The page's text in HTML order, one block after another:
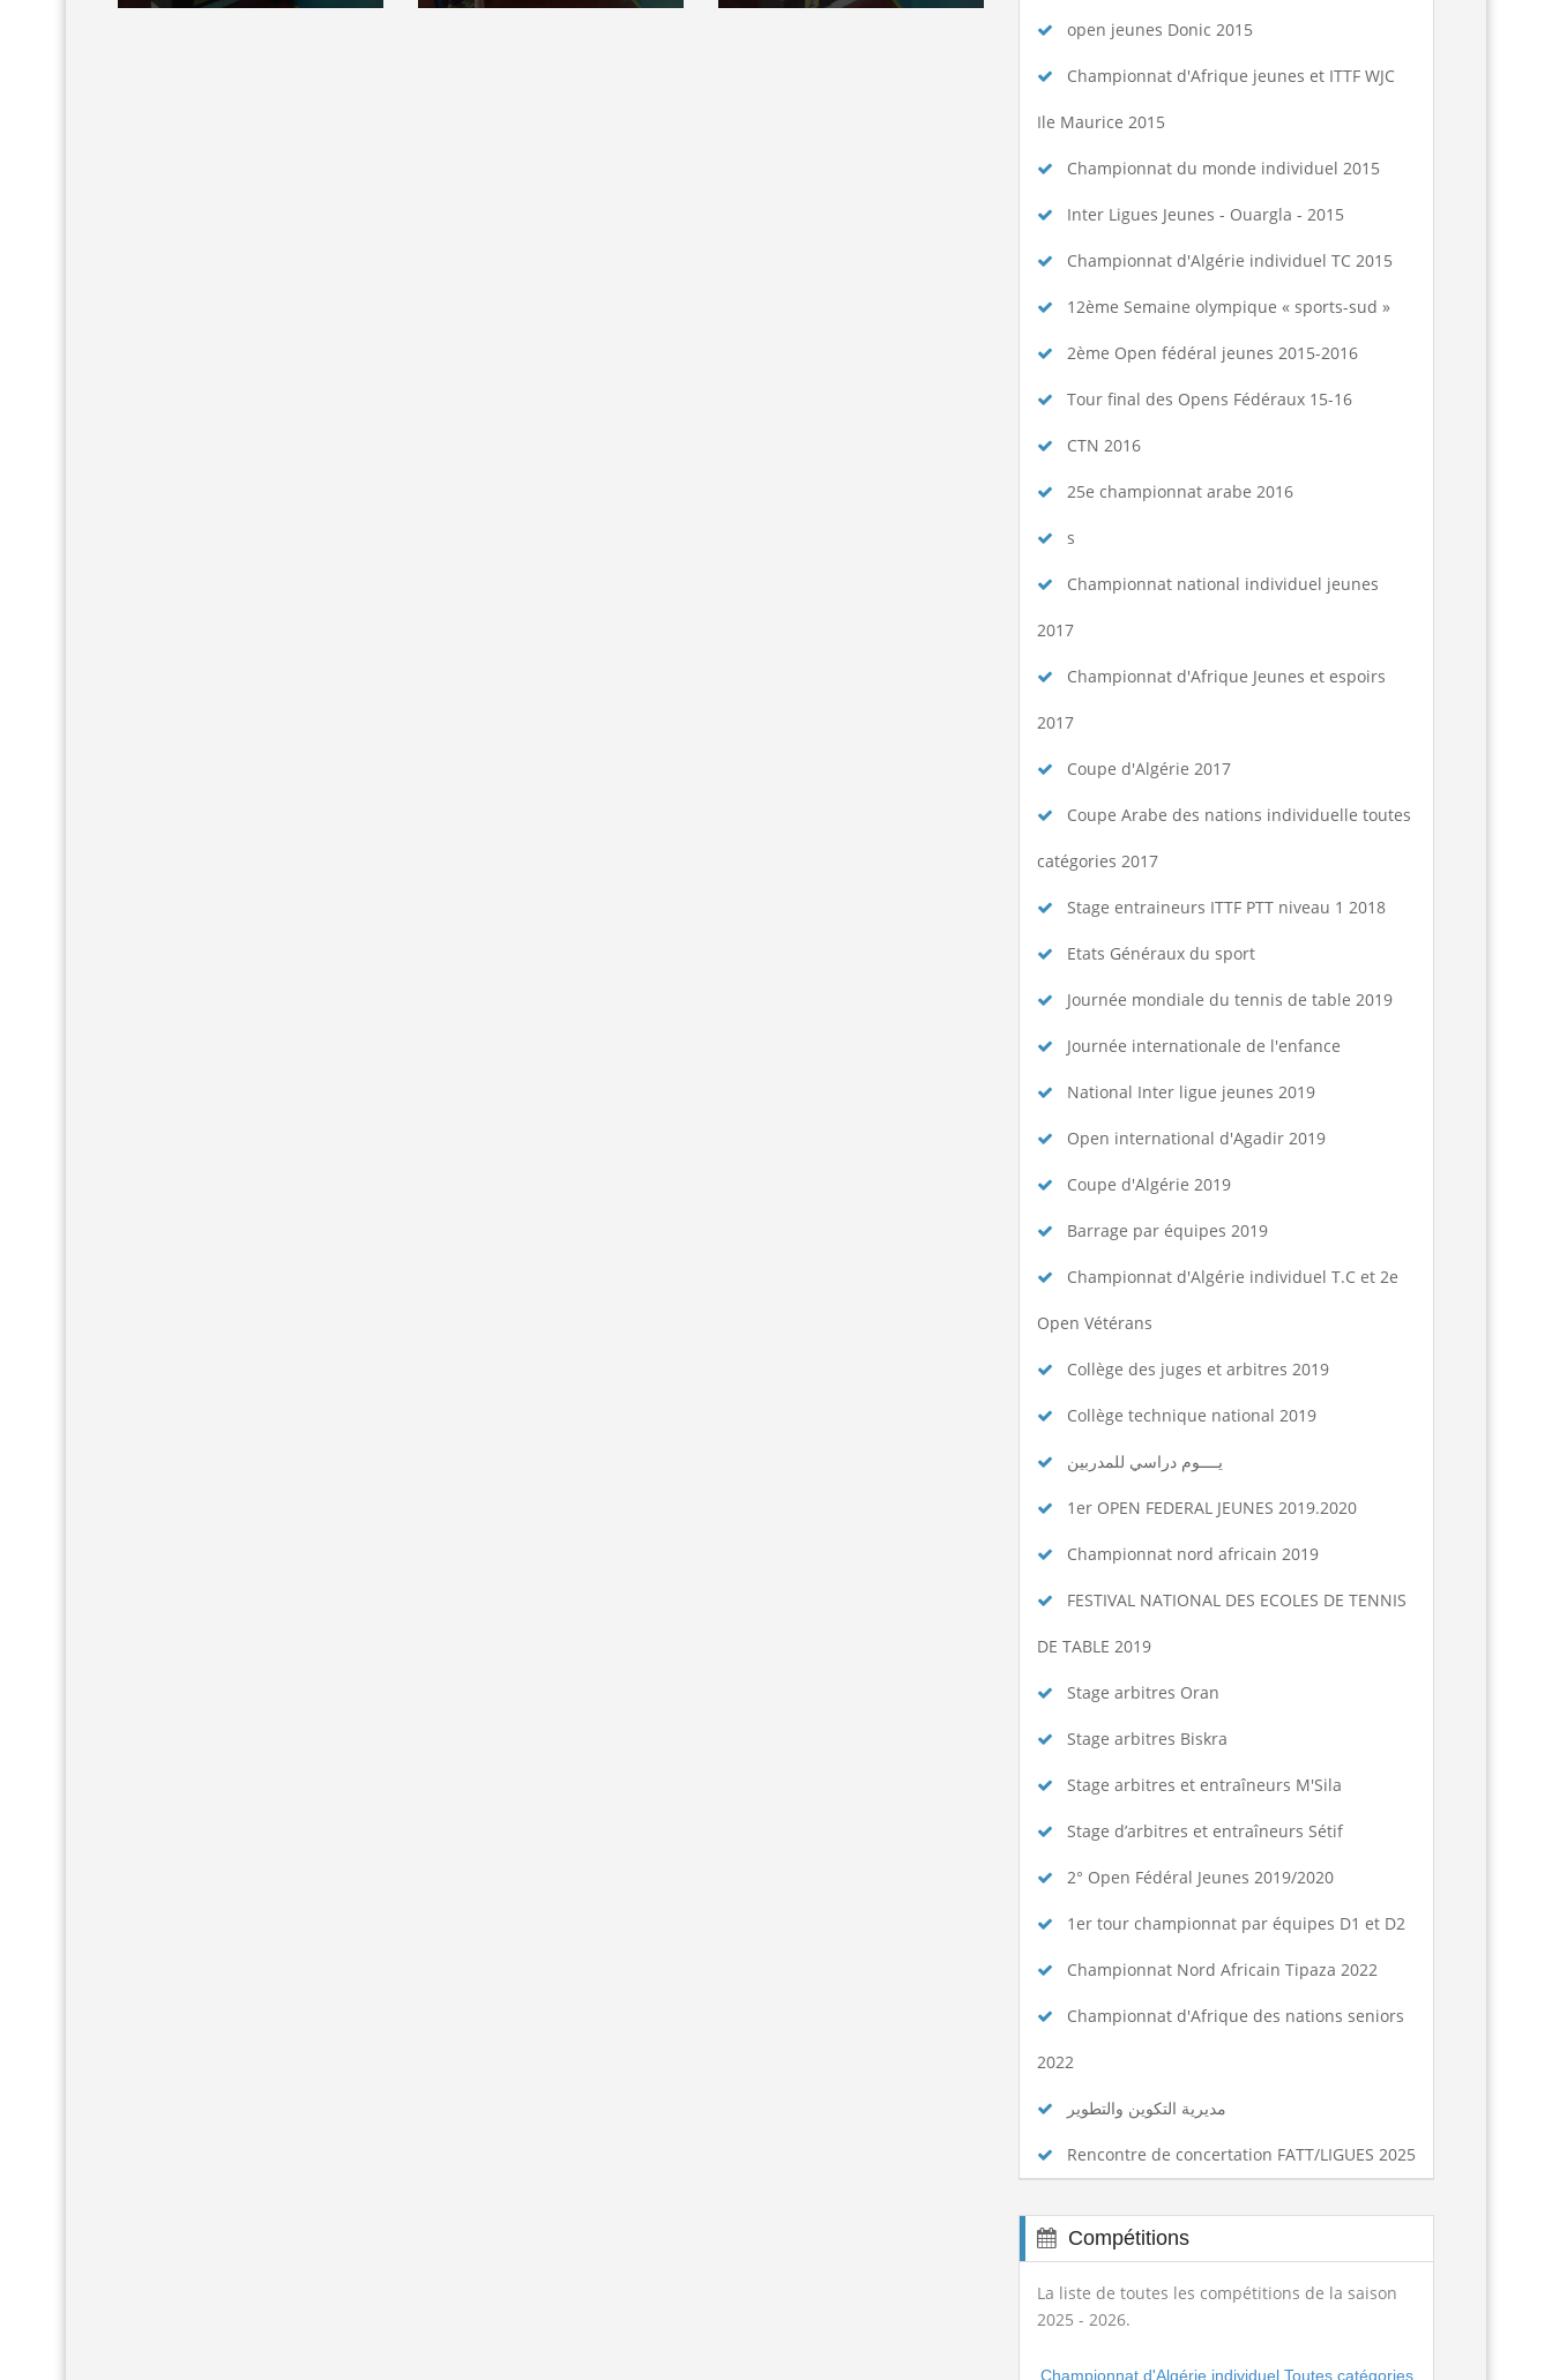
open jeunes Donic 2015
Championnat d'Afrique jeunes et ITTF WJC
Ile Maurice 2015
Championnat du monde individuel 2015
Inter Ligues Jeunes - Ouargla - 2015
Championnat d'Algérie individuel TC 2015
12ème Semaine olympique « sports-sud »
2ème Open fédéral jeunes 2015-2016
Tour final des Opens Fédéraux 15-16
CTN 2016
25e championnat arabe 2016
s
Championnat national individuel jeunes
2017
Championnat d'Afrique Jeunes et espoirs
2017
Coupe d'Algérie 2017
Coupe Arabe des nations individuelle toutes
catégories 2017
Stage entraineurs ITTF PTT niveau 1 2018
Etats Généraux du sport
Journée mondiale du tennis de table 2019
Journée internationale de l'enfance
National Inter ligue jeunes 2019
Open international d'Agadir 2019
Coupe d'Algérie 2019
Barrage par équipes 2019
Championnat d'Algérie individuel T.C et 2e
Open Vétérans
Collège des juges et arbitres 2019
Collège technique national 2019
يــــوم دراسي للمدربين
1er OPEN FEDERAL JEUNES 2019.2020
Championnat nord africain 2019
FESTIVAL NATIONAL DES ECOLES DE TENNIS
DE TABLE 2019
Stage arbitres Oran
Stage arbitres Biskra
Stage arbitres et entraîneurs M'Sila
Stage d’arbitres et entraîneurs Sétif
2° Open Fédéral Jeunes 2019/2020
1er tour championnat par équipes D1 et D2
Championnat Nord Africain Tipaza 2022
Championnat d'Afrique des nations seniors
2022
مديرية التكوين والتطوير
Rencontre de concertation FATT/LIGUES 2025
Compétitions
La liste de toutes les compétitions de la saison
2025 - 2026.
Championnat d'Algérie individuel Toutes catégories